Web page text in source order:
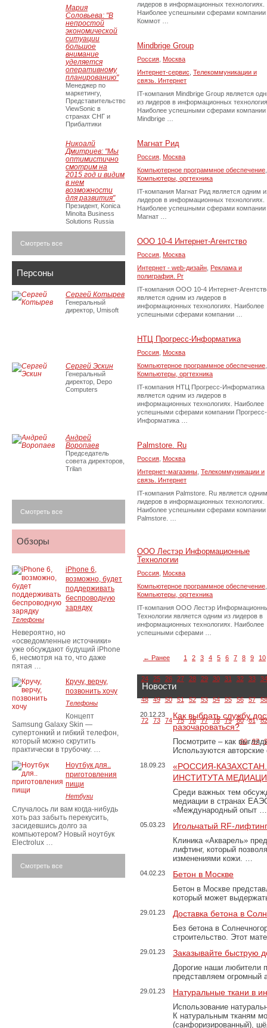
лидеров в информационных технологиях.
Наиболее успешными сферами компании
Коммот …
Mindbrige Group
Россия Москва
Интернет-сервис Телекоммуникации и
связь. Интернет
IT-компания Mindbrige Group является
из лидеров в информационных
Наиболее успешными сферами компании
Mindbrige …
Магнат Рид
Россия Москва
Компьютерное программное обеспечение
Компьютеры, оргтехника
IT-компания Магнат Рид является одним
лидеров в информационных технологиях.
Наиболее успешными сферами компании
Магнат …
ООО 10-4 Интернет-Агентство
Россия Москва
Интернет - web-дизайн Реклама и
полиграфия. Pr
IT-компания ООО 10-4 Интернет-
является одним из лидеров в
информационных технологиях. Наиболее
успешными сферами компании …
НТЦ Прогресс-Информатика
Россия Москва
Компьютерное программное обеспечение
Компьютеры, оргтехника
IT-компания НТЦ Прогресс-Информатика
является одним из лидеров в
информационных технологиях. Наиболее
успешными сферами компании Прогресс-
Информатика …
Palmstore. Ru
Россия Москва
Интернет-магазины Телекоммуникации и
связь. Интернет
IT-компания Palmstore. Ru является
лидеров в информационных технологиях.
Наиболее успешными сферами компании
Palmstore. …
ООО Лестэр Информационные
Технологии
Россия Москва
Компьютерное программное обеспечение
Компьютеры, оргтехника
IT-компания ООО Лестэр
Технологии является одним из лидеров в
информационных технологиях. Наиболее
успешными сферами …
← Ранее 1 2 3 4 5 6 7 8 9 10
24 25 26 27 28 29 30 31 32 33 34
48 49 50 51 52 53 54 55 56 57 58
72 73 74 75 76 77 78 79 80 81 82
96 97
Новости
20.12.23
Как выбрать службу
разочароваться?
Посмотрите – как
Используются
18.09.23
«РОССИЯ-
ИНСТИТУТА
Среди важных тем
медиации в странах
«Международный опыт …
05.03.23 Игольчатый RF-
Клиника «Акварель»
лифтинг, который
изменениями кожи. …
04.02.23 Бетон в Москве
Бетон в Москве
который может
29.01.23 Доставка бетона в
Без бетона в
строительство. Этот
29.01.23 Заказывайте быструю
Дорогие наши любители
представляем огромный
29.01.23 Натуральные ткани в
Использование
К натуральным тканям
(санфоризированный),
Мария
Соловьева: "В
непростой
экономической
ситуации
большое
внимание
уделяется
оперативному
планированию"
Менеджер по
маркетингу,
Представительство
ViewSonic в
странах СНГ и
Прибалтики
Никоалй
Дмитриев: "Мы
оптимистично
смотрим на
2015 год и видим
в нем
возможности
для развития"
Президент, Konica
Minolta Business
Solutions Russia
Смотреть все
Персоны
Сергей Котырев
Генеральный
директор, Umisoft
Сергей Эскин
Генеральный
директор, Depo
Computers
Андрей
Воропаев
Председатель
совета директоров,
Trilan
Смотреть все
Обзоры
iPhone 6,
возможно, будет
поддерживать
беспроводную
зарядку
Телефоны
Невероятно, но
«осведомленные источники»
уже обсуждают будущий iPhone
6, несмотря на то, что даже
пятая …
Кручу, верчу,
позвонить хочу
Телефоны
Концепт
Samsung Galaxy Skin —
супертонкий и гибкий телефон,
который можно скрутить
практически в трубочку. …
Ноутбук для..
приготовления
пищи
Нетбуки
Случалось ли вам когда-нибудь
хоть раз забыть перекусить,
засидевшись долго за
компьютером? Новый ноутбук
Electrolux …
Смотреть все